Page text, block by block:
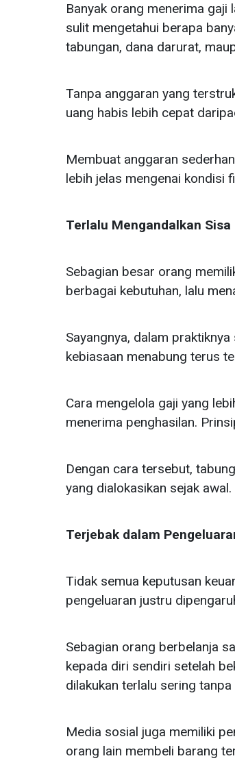
Banyak orang menerima gaji
sulit mengetahui berapa
tabungan, dana darurat,
Tanpa anggaran yang
uang habis lebih cepat
Membuat anggaran
lebih jelas mengenai kondisi
Terlalu Mengandalkan
Sebagian besar orang
berbagai kebutuhan, lalu
Sayangnya, dalam
kebiasaan menabung terus
Cara mengelola gaji yang
menerima penghasilan.
Dengan cara tersebut,
yang dialokasikan sejak awal.
Terjebak dalam
Tidak semua keputusan
pengeluaran justru
Sebagian orang berbelanja
kepada diri sendiri setelah
dilakukan terlalu sering
Media sosial juga memiliki
orang lain membeli barang